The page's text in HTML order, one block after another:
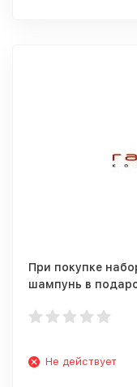
При покупке
шампунь в
Не действует